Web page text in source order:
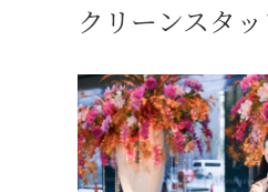
クリーンスタッ